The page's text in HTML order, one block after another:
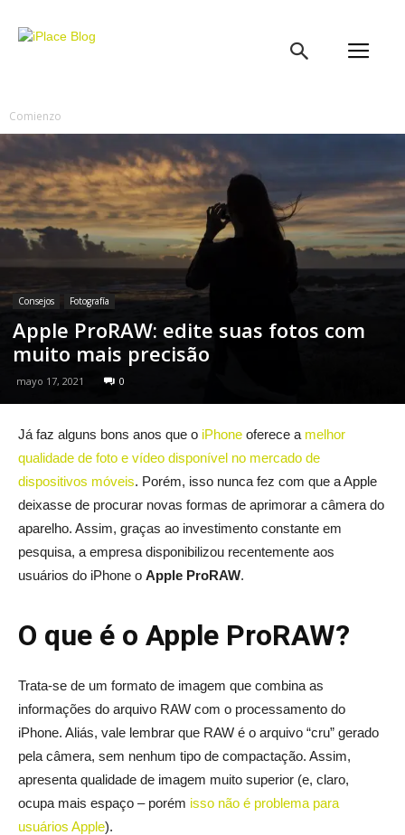
Comienzo
Consejos Fotografía
Apple ProRAW: edite suas fotos com
muito mais precisão
mayo 17, 2021 0
Já faz alguns bons anos que o iPhone oferece a melhor
qualidade de foto e vídeo disponível no mercado de
dispositivos móveis. Porém, isso nunca fez com que a Apple
deixasse de procurar novas formas de aprimorar a câmera do
aparelho. Assim, graças ao investimento constante em
pesquisa, a empresa disponibilizou recentemente aos
usuários do iPhone o Apple ProRAW.
O que é o Apple ProRAW?
Trata-se de um formato de imagem que combina as
informações do arquivo RAW com o processamento do
iPhone. Aliás, vale lembrar que RAW é o arquivo “cru” gerado
pela câmera, sem nenhum tipo de compactação. Assim,
apresenta qualidade de imagem muito superior (e, claro,
ocupa mais espaço – porém isso não é problema para
usuários Apple).